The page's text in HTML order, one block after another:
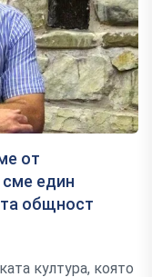
от
сме един
общност
култура, която